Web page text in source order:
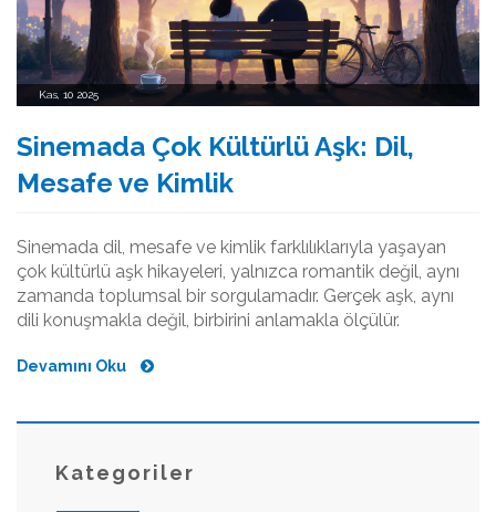
Kas, 10 2025
Sinemada Çok Kültürlü Aşk: Dil,
Mesafe ve Kimlik
Sinemada dil, mesafe ve kimlik farklılıklarıyla yaşayan
çok kültürlü aşk hikayeleri, yalnızca romantik değil, aynı
zamanda toplumsal bir sorgulamadır. Gerçek aşk, aynı
dili konuşmakla değil, birbirini anlamakla ölçülür.
Devamını Oku
Kategoriler